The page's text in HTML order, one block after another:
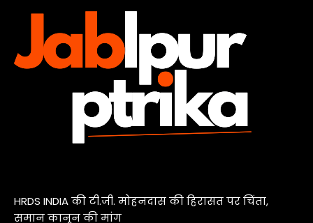
HRDS INDIA की टी.जी. मोहनदास की हिरासत पर चिंता,
समान कानून की मांग